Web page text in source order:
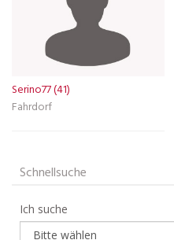
Serino77 (41)
Fahrdorf
Schnellsuche
Ich suche